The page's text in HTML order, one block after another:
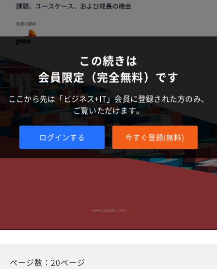
この続きは
会員限定（完全無料）です
ここから先は「ビジネス+IT」会員に登録された方のみ、
ご覧いただけます。
ログインする 今すぐ登録(無料)
ページ数：20ページ